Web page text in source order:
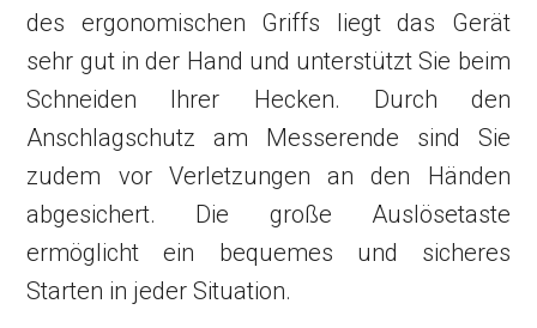
des ergonomischen Griffs liegt das Gerät
sehr gut in der Hand und unterstützt Sie beim
Schneiden Ihrer Hecken. Durch den
Anschlagschutz am Messerende sind Sie
zudem vor Verletzungen an den Händen
abgesichert. Die große Auslösetaste
ermöglicht ein bequemes und sicheres
Starten in jeder Situation.